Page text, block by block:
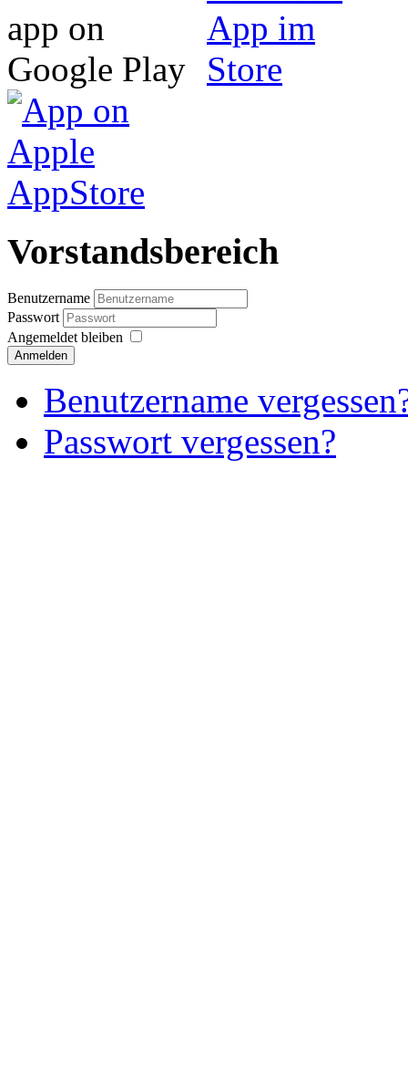
Vorstandsbereich
Benutzername
Passwort
Angemeldet bleiben
Anmelden
Benutzername
Passwort vergessen?